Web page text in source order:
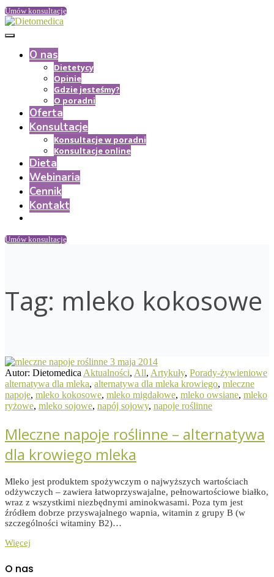
Umów konsultację
O nas
Dietetycy
Opinie
Gdzie jesteśmy?
O poradni
Oferta
Konsultacje
Konsultacje w poradni
Konsultacje online
Dieta
Webinaria
Cennik
Kontakt
Umów konsultację
Tag: mleko kokosowe
3 maja 2014
Autor: Dietomedica Aktualności, All, Artykuły, Porady-żywieniowe
alternatywa dla mleka, alternatywa dla mleka krowiego, mleczne
napoje, mleko kokosowe, mleko migdałowe, mleko owsiane, mleko
ryżowe, mleko sojowe, napój sojowy, napoje roślinne
Mleczne napoje roślinne – alternatywa
dla krowiego mleka
Mleko jest produktem spożywczym o najwyższych wartościach
odżywczych – zawiera łatwoprzyswajalne, pełnowartościowe białko,
wraz z wszystkimi niezbędnymi aminokwasami. Poza tym jest
źródłem dobrze przyswajalnego wapnia, witamin z grupy B (w
szczególności witaminy B2)…
Więcej
O nas